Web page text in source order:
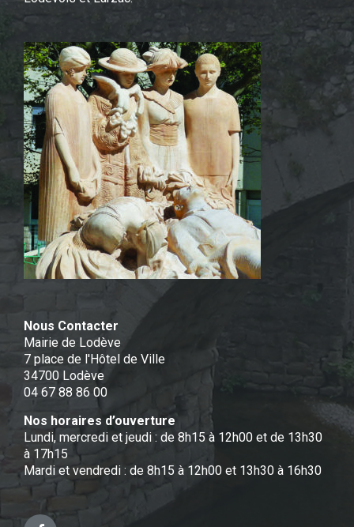
Nous Contacter
Mairie de Lodève
7 place de l'Hôtel de Ville
34700 Lodève
04 67 88 86 00
Nos horaires d’ouverture
Lundi, mercredi et jeudi : de 8h15 à 12h00 et de 13h30
à 17h15
Mardi et vendredi : de 8h15 à 12h00 et 13h30 à 16h30